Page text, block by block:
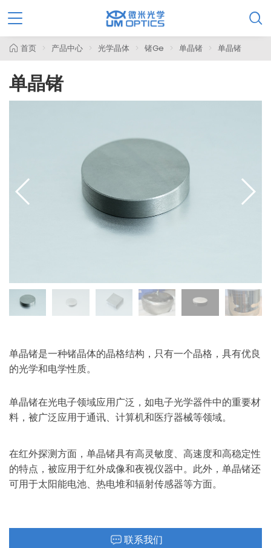

首页 产品中心 光学晶体 锗Ge 单晶锗 单晶锗
单晶锗
单晶锗是一种锗晶体的晶格结构，只有一个晶格，具有优良
的光学和电学性质。
单晶锗在光电子领域应用广泛，如电子光学器件中的重要材
料，被广泛应用于通讯、计算机和医疗器械等领域。
在红外探测方面，单晶锗具有高灵敏度、高速度和高稳定性
的特点，被应用于红外成像和夜视仪器中。此外，单晶锗还
可用于太阳能电池、热电堆和辐射传感器等方面。
联系我们